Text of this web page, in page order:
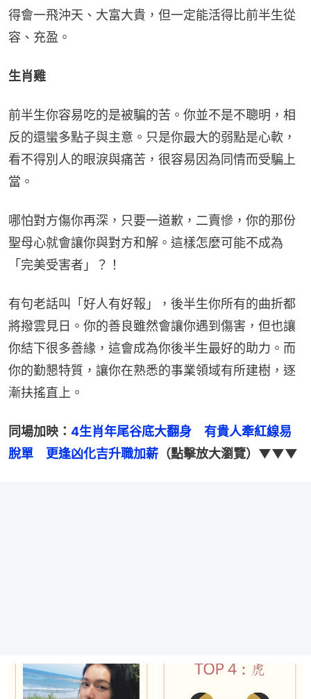
得會一飛沖天、大富大貴，但一定能活得比前半生從
容、充盈。
生肖雞
前半生你容易吃的是被騙的苦。你並不是不聰明，相
反的還蠻多點子與主意。只是你最大的弱點是心軟，
看不得別人的眼淚與痛苦，很容易因為同情而受騙上
當。
哪怕對方傷你再深，只要一道歉，二賣慘，你的那份
聖母心就會讓你與對方和解。這樣怎麼可能不成為
「完美受害者」？！
有句老話叫「好人有好報」，後半生你所有的曲折都
將撥雲見日。你的善良雖然會讓你遇到傷害，但也讓
你結下很多善緣，這會成為你後半生最好的助力。而
你的勤懇特質，讓你在熟悉的事業領域有所建樹，逐
漸扶搖直上。
同場加映： 4生肖年尾谷底大翻身　有貴人牽紅線易
脫單　更逢凶化吉升職加薪 （點擊放大瀏覽）▼▼▼